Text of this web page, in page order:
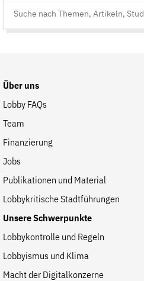
Über uns
Lobby FAQs
Team
Finanzierung
Jobs
Publikationen und Material
Lobbykritische Stadtführungen
Unsere Schwerpunkte
Lobbykontrolle und Regeln
Lobbyismus und Klima
Macht der Digitalkonzerne